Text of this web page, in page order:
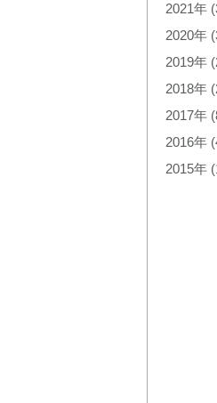
2021年
2020年
2019年
2018年
2017年
2016年
2015年